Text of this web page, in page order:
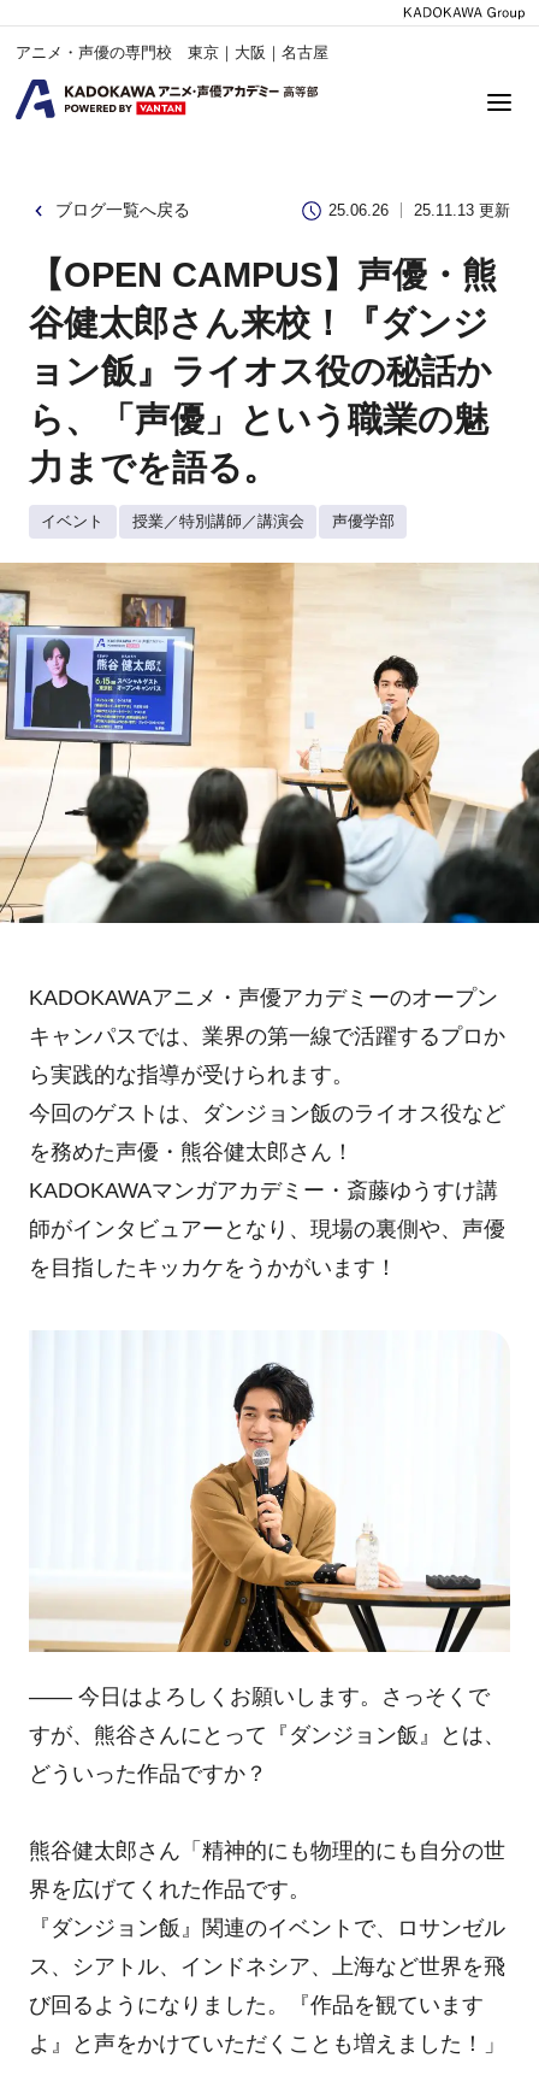
アニメ・声優の専門校 東京｜大阪｜名古屋
ブログ一覧へ戻る 25.06.26 25.11.13 更新
【OPEN CAMPUS】声優・熊
谷健太郎さん来校！『ダンジ
ョン飯』ライオス役の秘話か
ら、「声優」という職業の魅
力までを語る。
イベント 授業／特別講師／講演会 声優学部
KADOKAWAアニメ・声優アカデミーのオープン
キャンパスでは、業界の第一線で活躍するプロか
ら実践的な指導が受けられます。
今回のゲストは、ダンジョン飯のライオス役など
を務めた声優・熊谷健太郎さん！
KADOKAWAマンガアカデミー・斎藤ゆうすけ講
師がインタビュアーとなり、現場の裏側や、声優
を目指したキッカケをうかがいます！
―― 今日はよろしくお願いします。さっそくで
すが、熊谷さんにとって『ダンジョン飯』とは、
どういった作品ですか？
熊谷健太郎さん「精神的にも物理的にも自分の世
界を広げてくれた作品です。
『ダンジョン飯』関連のイベントで、ロサンゼル
ス、シアトル、インドネシア、上海など世界を飛
び回るようになりました。『作品を観ています
よ』と声をかけていただくことも増えました！」